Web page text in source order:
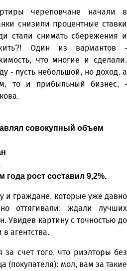
череповчане начали в
снизили процентные ставки
стали снимать сбережения и
Один из вариантов -
что многие и сделали.
- пусть небольшой, но доход, а
то и прибыльный бизнес, -
совокупный объем
рост составил 9,2%.
и граждане, которые уже давно
оттягивали: ждали лучших
Увидев картину с точностью до
агентства.
счет того, что риэлторы без
(покупателя): мол, вам за такие